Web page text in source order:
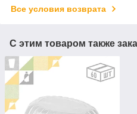
Все условия возврата
С этим товаром также